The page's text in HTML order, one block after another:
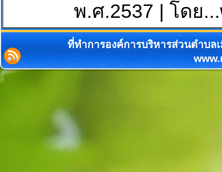
พ.ศ.2537 | โดย...
ที่ทำการองค์การบริหารส่วนตำบล